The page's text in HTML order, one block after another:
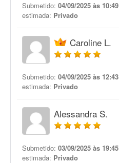
Submetido: 04/09/2025 às 10:49
estimada: Privado
Caroline L.
Submetido: 04/09/2025 às 12:43
estimada: Privado
Alessandra S.
Submetido: 03/09/2025 às 19:45
estimada: Privado